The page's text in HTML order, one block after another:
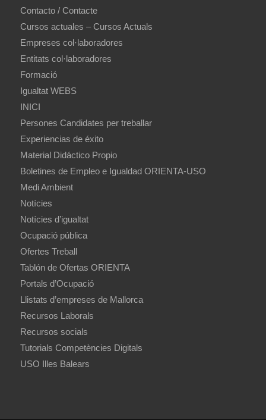
Contacto / Contacte
Cursos actuales – Cursos Actuals
Empreses col·laboradores
Entitats col·laboradores
Formació
Igualtat WEBS
INICI
Persones Candidates per treballar
Experiencias de éxito
Material Didáctico Propio
Boletines de Empleo e Igualdad ORIENTA-USO
Medi Ambient
Notícies
Notícies d’igualtat
Ocupació pública
Ofertes Treball
Tablón de Ofertas ORIENTA
Portals d’Ocupació
Llistats d’empreses de Mallorca
Recursos Laborals
Recursos socials
Tutorials Competències Digitals
USO Illes Balears